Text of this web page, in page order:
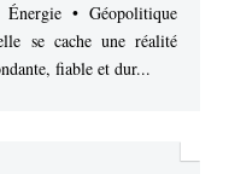
• Géopolitique
se cache une réalité
fiable et dur...